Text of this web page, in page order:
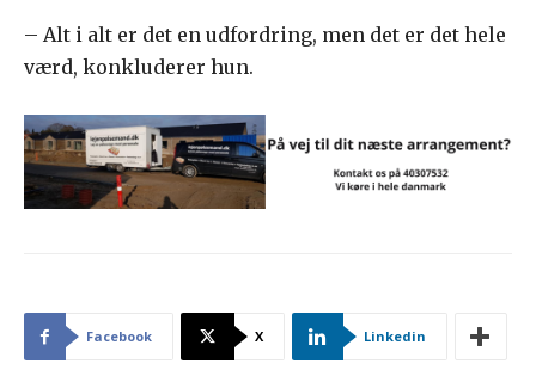
– Alt i alt er det en udfordring, men det er det hele
værd, konkluderer hun.
Facebook X Linkedin